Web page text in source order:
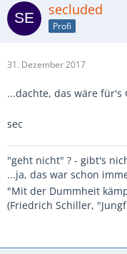
secluded
Profi
31. Dezember 2017
...dachte, das wäre für's
sec
"geht nicht" ? - gibt's
...ja, das war schon
"Mit der Dummheit
(Friedrich Schiller,